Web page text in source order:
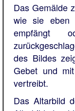
Das Gemälde
wie sie eben
empfängt
des Bildes
Gebet und
vertreibt.
Das Altarbild